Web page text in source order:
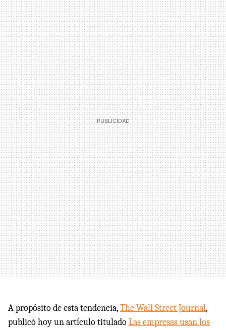
A propósito de esta tendencia,The Wall Street Journal,
publicó hoy un artículo tituladoLas empresas usan los